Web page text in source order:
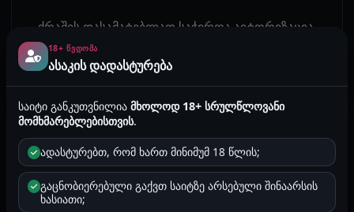
ქრაშის დასამატებლად საჭიროა ავტორიზაცია.
შესვლა
მეტრო ვაჟა-ფშაველა
თბილისი
ამ კვირად - შავგრემანი; სიმპატიური ბიჭი იყო. წამში
თვალით კონტაქტი მოხდა...
ანონიმური
18+ ᲬᲕᲓᲝᲛᲐ
ასაკის დადასტურება
საიტი განკუთვნილიამხოლოდ 18+ სრულწლოვანი
მომხმარებლებისთვის.
ადასტურებთ, რომ ხართ მინიმუმ 18 წლის;
გაცნობიერებული გაქვთ საიტზე არსებული შინაარსის
ხასიათი;